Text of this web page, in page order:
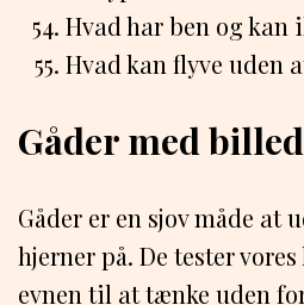
Hvad har ben og kan
Hvad kan flyve uden
Gåder med
Gåder er en sjov måde at
hjerner på. De tester
evnen til at tænke uden